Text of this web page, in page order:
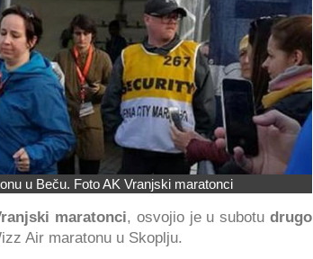
u Beču. Foto AK Vranjski maratonci
maratonci, osvojio je u subotu drugo
Air maratonu u Skoplju.